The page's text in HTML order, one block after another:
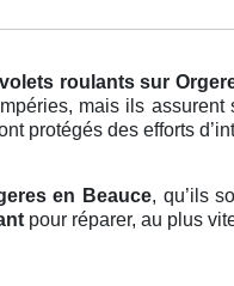
volets roulants sur
mais ils
protégés des efforts
en Beauce, qu’ils
pour réparer, au plus